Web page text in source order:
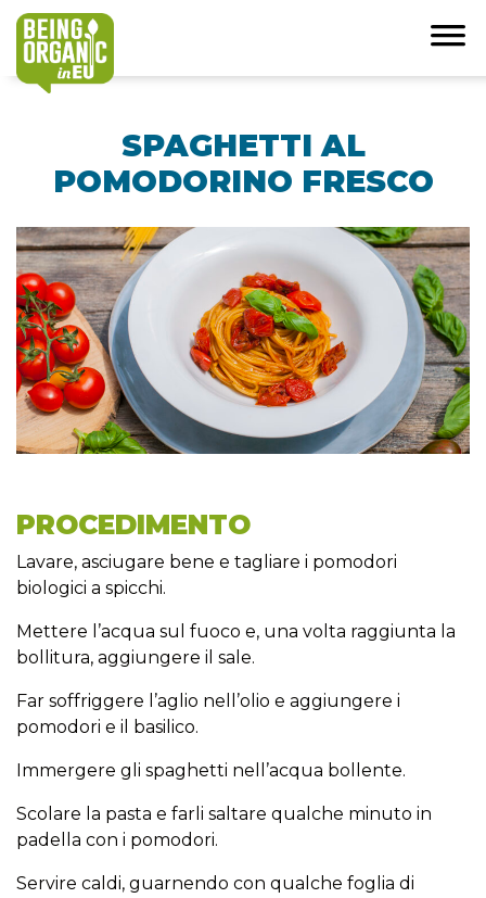
SPAGHETTI AL
POMODORINO FRESCO
PROCEDIMENTO
Lavare, asciugare bene e tagliare i pomodori
biologici a spicchi.
Mettere l’acqua sul fuoco e, una volta raggiunta la
bollitura, aggiungere il sale.
Far soffriggere l’aglio nell’olio e aggiungere i
pomodori e il basilico.
Immergere gli spaghetti nell’acqua bollente.
Scolare la pasta e farli saltare qualche minuto in
padella con i pomodori.
Servire caldi, guarnendo con qualche foglia di